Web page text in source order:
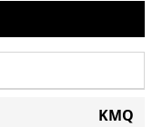
KMQ